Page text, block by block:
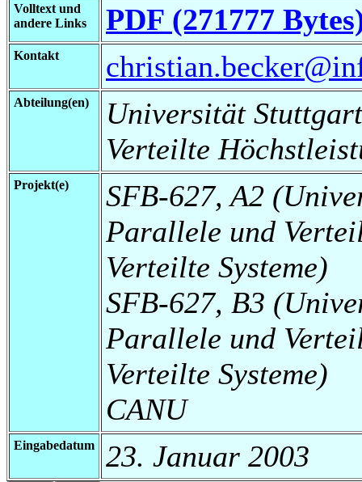
Volltext und
andere Links
PDF (271777
Kontakt
Abteilung(en)
Universität
Verteilte
Projekt(e)
SFB-627, A2
Parallele und
Verteilte Systeme)
SFB-627, B3
Parallele und
Verteilte Systeme)
CANU
Eingabedatum 23. Januar 2003